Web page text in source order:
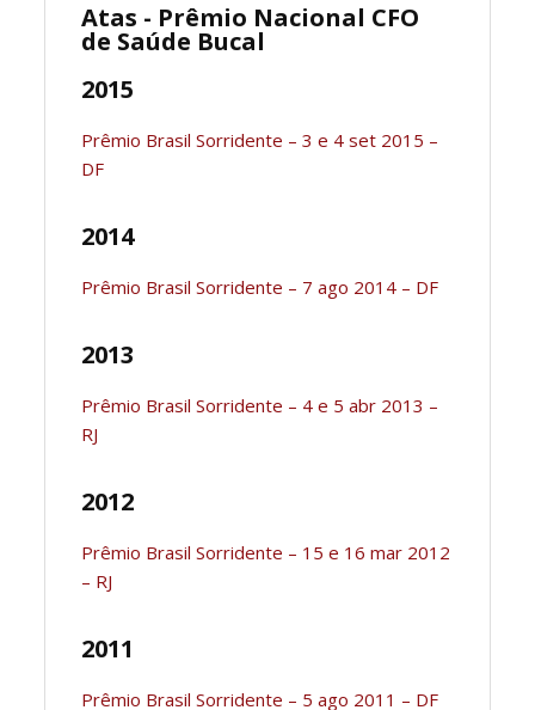
Atas - Prêmio Nacional CFO
de Saúde Bucal
2015
Prêmio Brasil Sorridente – 3 e 4 set 2015 –
DF
2014
Prêmio Brasil Sorridente – 7 ago 2014 – DF
2013
Prêmio Brasil Sorridente – 4 e 5 abr 2013 –
RJ
2012
Prêmio Brasil Sorridente – 15 e 16 mar 2012
– RJ
2011
Prêmio Brasil Sorridente – 5 ago 2011 – DF